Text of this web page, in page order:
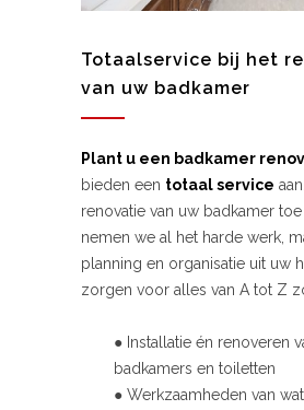
Totaalservice bij het
van uw badkamer
Plant u een badkamer
bieden een totaal service
renovatie van uw badkamer
nemen we al het harde werk,
planning en organisatie uit uw
zorgen voor alles van A tot Z
● Installatie én renoveren
badkamers en toiletten
● Werkzaamheden van